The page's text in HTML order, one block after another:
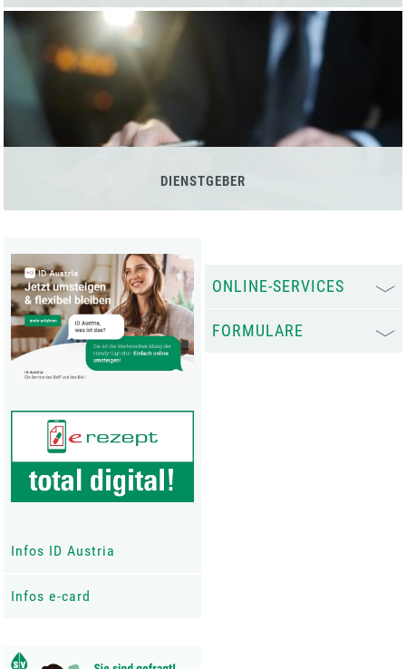
DIENSTGEBER
Infos ID Austria
Infos e-card
ONLINE-SERVICES
FORMULARE